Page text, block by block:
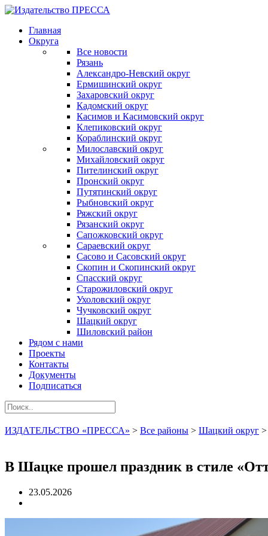
Главная
Округа
Все новости
Рязань
Александро-Невский округ
Ермишинский округ
Захаровский округ
Кадомский округ
Касимов и Касимовский округ
Клепиковский округ
Кораблинский округ
Милославский округ
Михайловский округ
Пителинский округ
Пронский округ
Путятинский округ
Рыбновский округ
Ряжский округ
Рязанский округ
Сапожковский округ
Сараевский округ
Сасово и Сасовский округ
Скопин и Скопинский округ
Спасский округ
Старожиловский округ
Ухоловский округ
Чучковский округ
Шацкий округ
Шиловский район
Рядом с нами
Проекты
Контакты
Документы
Подписаться
ИЗДАТЕЛЬСТВО «ПРЕССА» > Все районы > Шацкий округ
В Шацке прошел праздник в стиле
23.05.2026